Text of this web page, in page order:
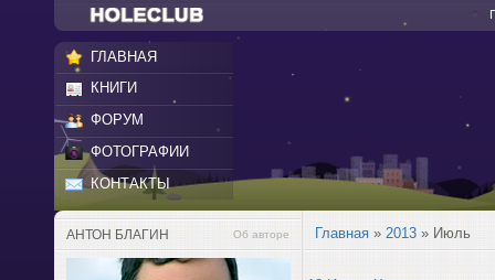
ГЛАВНАЯ
КНИГИ
ФОРУМ
ФОТОГРАФИИ
КОНТАКТЫ
АНТОН БЛАГИН Об авторе Главная » 2013 » Июль